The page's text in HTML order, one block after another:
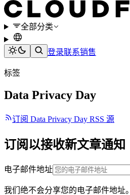
全部分类
登录联系销售
标签
Data Privacy Day
订阅 Data Privacy Day RSS 源
订阅以接收新文章通知
电子邮件地址
我们绝不会分享您的电子邮件地址。